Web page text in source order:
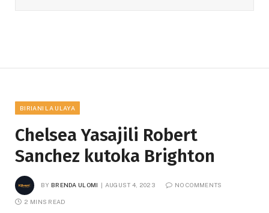
BIRIANI LA ULAYA
Chelsea Yasajili Robert
Sanchez kutoka Brighton
BY BRENDA ULOMI AUGUST 4, 2023 NO COMMENTS
2 MINS READ